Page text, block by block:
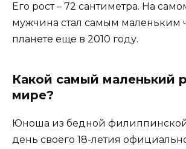
Его рост – 72 сантиметра. На
мужчина стал самым маленьким
планете еще в 2010 году.
Какой самый маленький
мире?
Юноша из бедной
день своего 18-летия